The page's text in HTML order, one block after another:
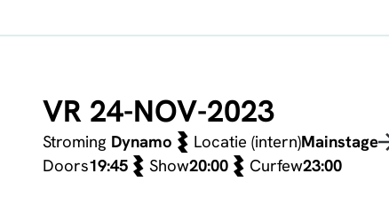
VR 24-NOV-2023
Stroming Dynamo Locatie (intern)Mainstage
Doors19:45 Show20:00 Curfew23:00